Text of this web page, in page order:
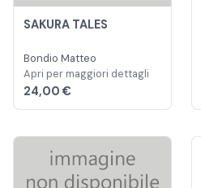
SAKURA TALES
Bondio Matteo
Apri per maggiori dettagli
24,00 €